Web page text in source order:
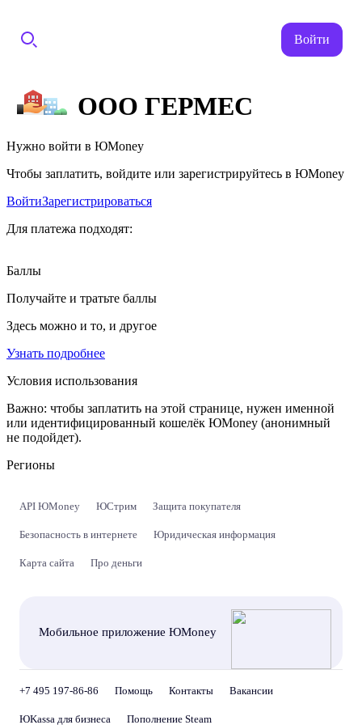
Войти
ООО ГЕРМЕС
Нужно войти в ЮMoney
Чтобы заплатить, войдите или зарегистрируйтесь в ЮMoney
ВойтиЗарегистрироваться
Для платежа подходят:
Баллы
Получайте и тратьте баллы
Здесь можно и то, и другое
Узнать подробнее
Условия использования
Важно: чтобы заплатить на этой странице, нужен именной
или идентифицированный кошелёк ЮMoney (анонимный
не подойдет).
Регионы
API ЮMoney ЮСтрим Защита покупателя
Безопасность в интернете Юридическая информация
Карта сайта Про деньги
Мобильное приложение ЮMoney
+7 495 197-86-86 Помощь Контакты Вакансии
ЮKassa для бизнеса Пополнение Steam